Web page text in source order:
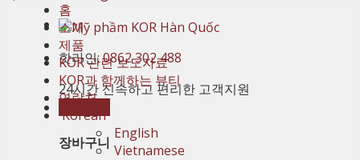
핫라인:0862 302 488
24시간 신속하고 편리한 고객지원
장바구니
홈
소개
제품
KOR 관련 보도자료
KOR과 함께하는 뷰티
연락처
Korean
English
Vietnamese